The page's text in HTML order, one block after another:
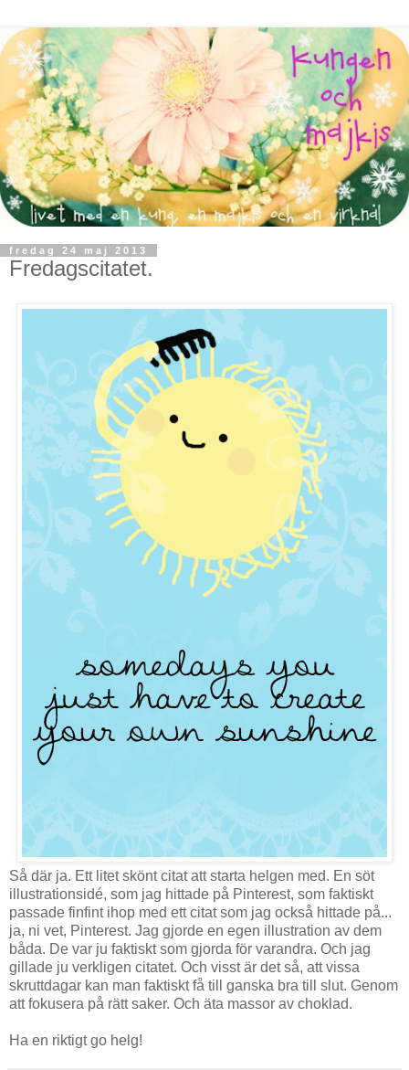
fredag 24 maj 2013
Fredagscitatet.
Så där ja. Ett litet skönt citat att starta helgen med. En söt
illustrationsidé, som jag hittade på Pinterest, som faktiskt
passade finfint ihop med ett citat som jag också hittade på...
ja, ni vet, Pinterest. Jag gjorde en egen illustration av dem
båda. De var ju faktiskt som gjorda för varandra. Och jag
gillade ju verkligen citatet. Och visst är det så, att vissa
skruttdagar kan man faktiskt få till ganska bra till slut. Genom
att fokusera på rätt saker. Och äta massor av choklad.
Ha en riktigt go helg!